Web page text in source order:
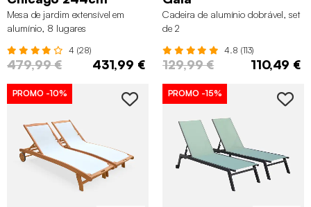
Mesa de jardim extensível em
alumínio, 8 lugares
4 (28)
479,99 € 431,99 €
Cadeira de alumínio dobrável, set
de 2
4.8 (113)
129,99 € 110,49 €
PROMO -10% PROMO -15%